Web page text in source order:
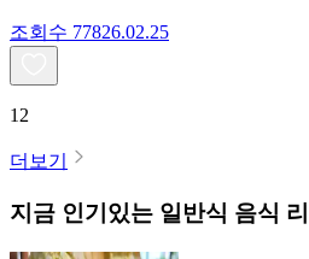
조회수 77826.02.25
12
더보기
지금 인기있는 일반식 음식